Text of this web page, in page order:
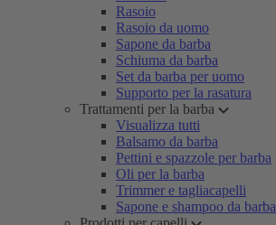
Rasoio
Rasoio da uomo
Sapone da barba
Schiuma da barba
Set da barba per uomo
Supporto per la rasatura
Trattamenti per la barba
Visualizza tutti
Balsamo da barba
Pettini e spazzole per barba
Oli per la barba
Trimmer e tagliacapelli
Sapone e shampoo da barba